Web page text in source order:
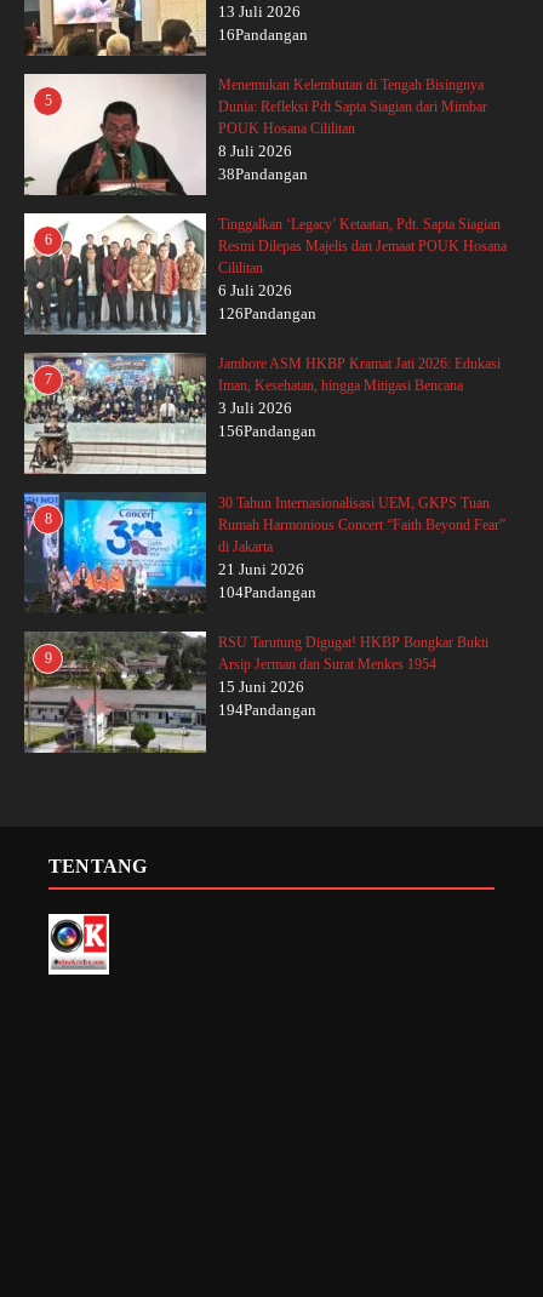
13 Juli 2026
16Pandangan
5
Menemukan Kelembutan di Tengah Bisingnya
Dunia: Refleksi Pdt Sapta Siagian dari Mimbar
POUK Hosana Cililitan
8 Juli 2026
38Pandangan
6
Tinggalkan ‘Legacy’ Ketaatan, Pdt. Sapta Siagian
Resmi Dilepas Majelis dan Jemaat POUK Hosana
Cililitan
6 Juli 2026
126Pandangan
7
Jambore ASM HKBP Kramat Jati 2026: Edukasi
Iman, Kesehatan, hingga Mitigasi Bencana
3 Juli 2026
156Pandangan
8
30 Tahun Internasionalisasi UEM, GKPS Tuan
Rumah Harmonious Concert “Faith Beyond Fear”
di Jakarta
21 Juni 2026
104Pandangan
9
RSU Tarutung Digugat! HKBP Bongkar Bukti
Arsip Jerman dan Surat Menkes 1954
15 Juni 2026
194Pandangan
TENTANG